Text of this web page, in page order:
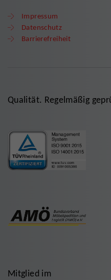
Impressum
Datenschutz
Barrierefreiheit
Qualität. Regelmäßig
Mitglied im